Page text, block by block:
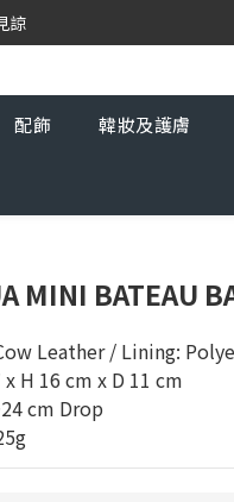
諒
配飾 韓妝及護膚
MINI BATEAU
Leather / Lining:
x H 16 cm x D 11 cm
cm Drop